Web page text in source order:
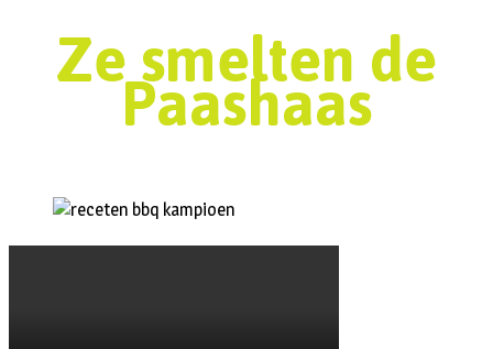
Ze smelten de
Paashaas